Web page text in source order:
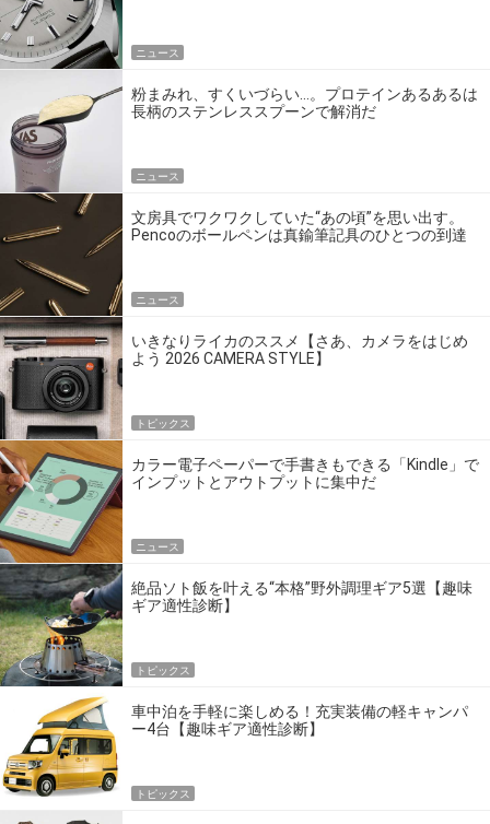
ニュース
粉まみれ、すくいづらい…。プロテインあるあるは
長柄のステンレススプーンで解消だ
ニュース
文房具でワクワクしていた“あの頃”を思い出す。
Pencoのボールペンは真鍮筆記具のひとつの到達
ニュース
いきなりライカのススメ【さあ、カメラをはじめ
よう 2026 CAMERA STYLE】
トピックス
カラー電子ペーパーで手書きもできる「Kindle」で
インプットとアウトプットに集中だ
ニュース
絶品ソト飯を叶える“本格”野外調理ギア5選【趣味
ギア適性診断】
トピックス
車中泊を手軽に楽しめる！充実装備の軽キャンパ
ー4台【趣味ギア適性診断】
トピックス